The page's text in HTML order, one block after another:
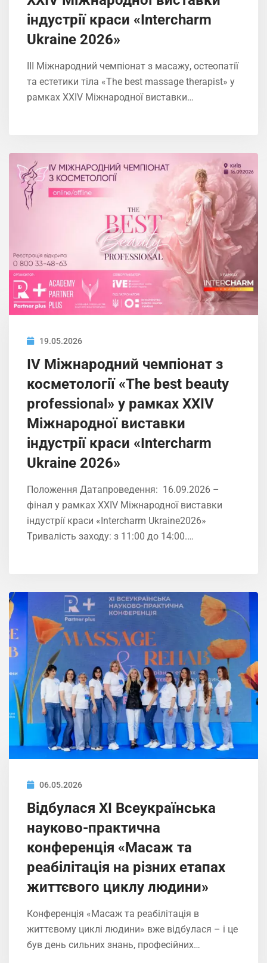
індустрії краси «Intercharm
Ukrainе 2026»
ІIІ Міжнародний чемпіонат з масажу, остеопатії
та естетики тіла «The best massage therapist» у
рамках XXIV Міжнародної виставки…
19.05.2026
IV Міжнародний чемпіонат з
косметології «The best beauty
professional» у рамках XXIV
Міжнародної виставки
індустрії краси «Intercharm
Ukrainе 2026»
Положення Датапроведення: 16.09.2026 –
фінал у рамках XXIV Міжнародної виставки
індустрії краси «Intercharm Ukrainе2026»
Тривалість заходу: з 11:00 до 14:00.…
06.05.2026
Відбулася ХІ Всеукраїнська
науково-практична
конференція «Масаж та
реабілітація на різних етапах
життєвого циклу людини»
Конференція «Масаж та реабілітація в
життєвому циклі людини» вже відбулася – і це
був день сильних знань, професійних…